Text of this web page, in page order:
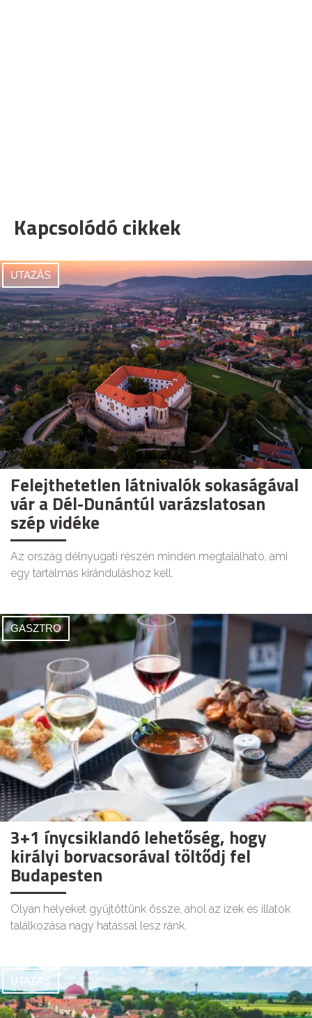
Kapcsolódó cikkek
UTAZÁS
Felejthetetlen látnivalók sokaságával
vár a Dél-Dunántúl varázslatosan
szép vidéke
Az ország délnyugati részén minden megtalálható, ami
egy tartalmas kiránduláshoz kell.
GASZTRO
3+1 ínycsiklandó lehetőség, hogy
királyi borvacsorával töltődj fel
Budapesten
Olyan helyeket gyűjtöttünk össze, ahol az ízek és illatok
találkozása nagy hatással lesz ránk.
UTAZÁS